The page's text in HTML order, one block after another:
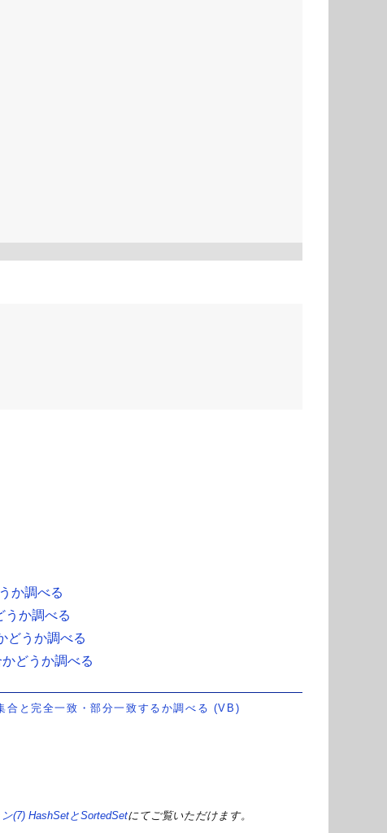
か調べる
うか調べる
どうか調べる
どうか調べる
と完全一致・部分一致するか調べる (VB)
(7) HashSetとSortedSetにてご覧いただけます。